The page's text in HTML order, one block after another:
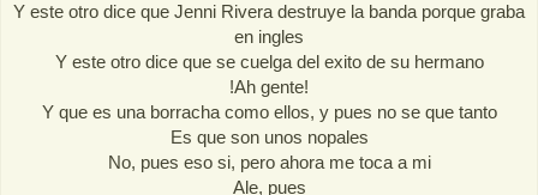
Y este otro dice que Jenni Rivera destruye la banda porque graba
en ingles
Y este otro dice que se cuelga del exito de su hermano
!Ah gente!
Y que es una borracha como ellos, y pues no se que tanto
Es que son unos nopales
No, pues eso si, pero ahora me toca a mi
Ale, pues